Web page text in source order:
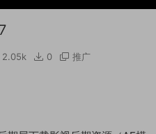
2.05k 0 推广